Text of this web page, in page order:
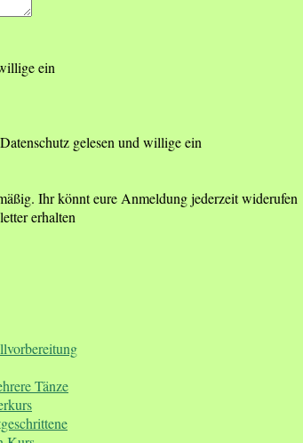
ein
gelesen und willige ein
Ihr könnt eure Anmeldung jederzeit widerufen
erhalten
Tänze